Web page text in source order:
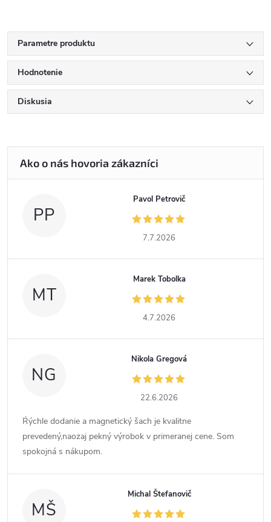
Parametre produktu
Hodnotenie
Diskusia
PP
Pavol Petrovič
7.7.2026
MT
Marek Tobolka
4.7.2026
NG
Nikola Gregová
22.6.2026
Ŕýchle dodanie a magnetický šach je kvalitne
prevedený,naozaj pekný výrobok v primeranej cene. Som
spokojná s nákupom.
MŠ
Michal Štefanovič